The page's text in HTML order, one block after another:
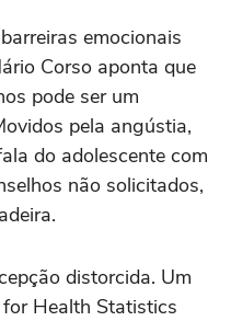
emocionais
Corso aponta que
pode ser um
pela angústia,
do adolescente com
não solicitados,
distorcida. Um
Health Statistics